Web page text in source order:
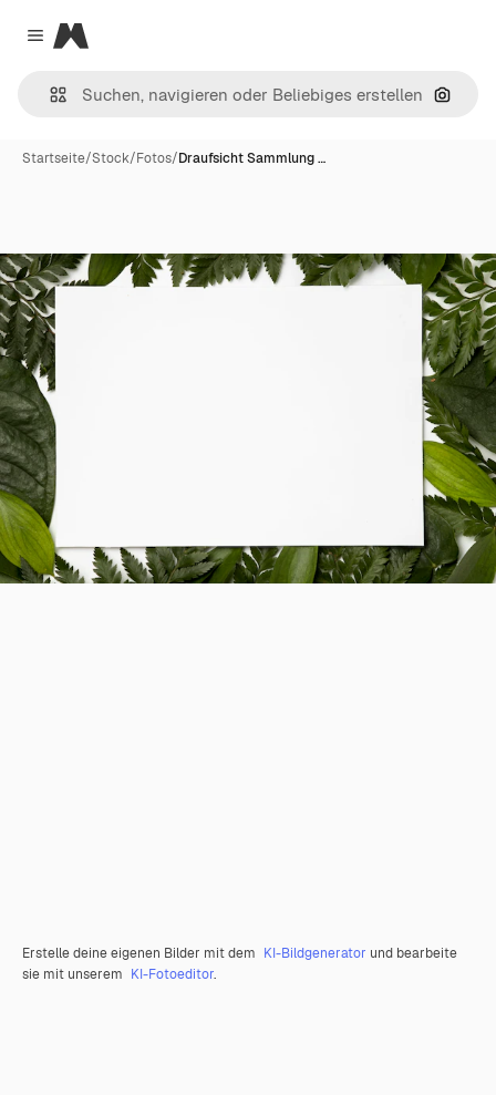
Close menu
Magnific
Nach
Startseite/Stock/Fotos/Draufsicht Sammlung …
Erstelle deine eigenen Bilder mit dem KI-Bildgenerator und bearbeite
sie mit unserem KI-Fotoeditor.